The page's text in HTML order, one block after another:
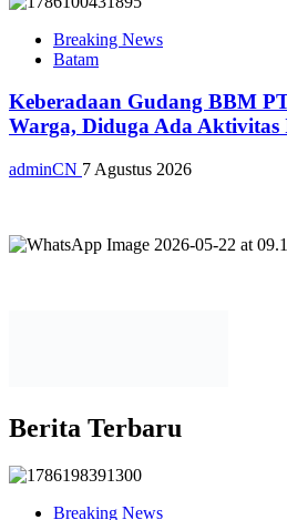
Breaking News
Batam
Keberadaan Gudang BBM
Warga, Diduga Ada Aktivitas
adminCN 7 Agustus 2026
Berita Terbaru
Breaking News